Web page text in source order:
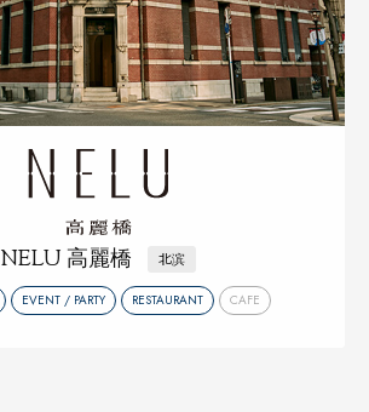
NELU 高麗橋 北滨
EVENT / PARTY RESTAURANT CAFE